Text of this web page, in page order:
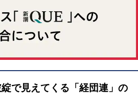
綻で見えてくる「経団連」の